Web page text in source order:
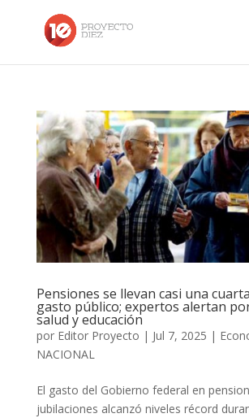
Pensiones se llevan casi una
gasto público; expertos alertan
salud y educación
por Editor Proyecto | Jul 7, 2025 |
NACIONAL
El gasto del Gobierno federal en
jubilaciones alcanzó niveles récord